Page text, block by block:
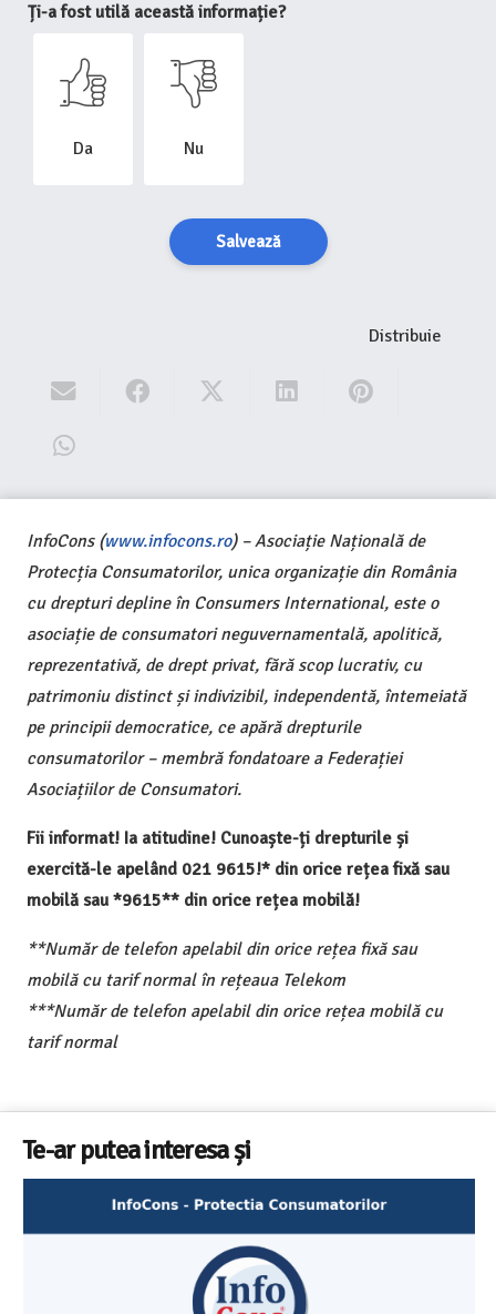
Ți-a fost utilă această informație?
Da Nu
Salvează
Distribuie
InfoCons (www.infocons.ro) – Asociație Națională de
Protecția Consumatorilor, unica organizație din România
cu drepturi depline în Consumers International, este o
asociație de consumatori neguvernamentală, apolitică,
reprezentativă, de drept privat, fără scop lucrativ, cu
patrimoniu distinct și indivizibil, independentă, întemeiată
pe principii democratice, ce apără drepturile
consumatorilor – membră fondatoare a Federației
Asociațiilor de Consumatori.
Fii informat! Ia atitudine! Cunoaște-ți drepturile și
exercită-le apelând 021 9615!* din orice rețea fixă sau
mobilă sau *9615** din orice rețea mobilă!
**Număr de telefon apelabil din orice rețea fixă sau
mobilă cu tarif normal în rețeaua Telekom
***Număr de telefon apelabil din orice rețea mobilă cu
tarif normal
Te-ar putea interesa și